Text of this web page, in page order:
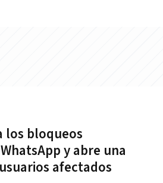
los bloqueos
y abre una
afectados